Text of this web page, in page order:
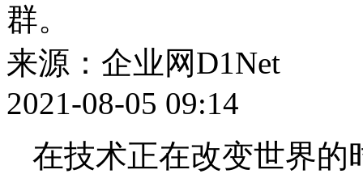
群。
来源：企业网D1Net
2021-08-05 09:14
在技术正在改变世界的